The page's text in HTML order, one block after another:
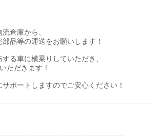
拠点の事業所を構える総合物流企業です。
国ブランドの大手加工食品メーカーや、
心と経営は安定！
拡大のため、
ず、新しいことにどんどん挑戦する、
アップしていくことも可能です！
したい」
好き」
チャレンジしてみたい」
なんでも大丈夫です。
聞かせてください！
ります。
倉庫から、
品等の運送をお願いします！
る車に横乗りしていただき、
ただきます！
ポートしますのでご安心ください！